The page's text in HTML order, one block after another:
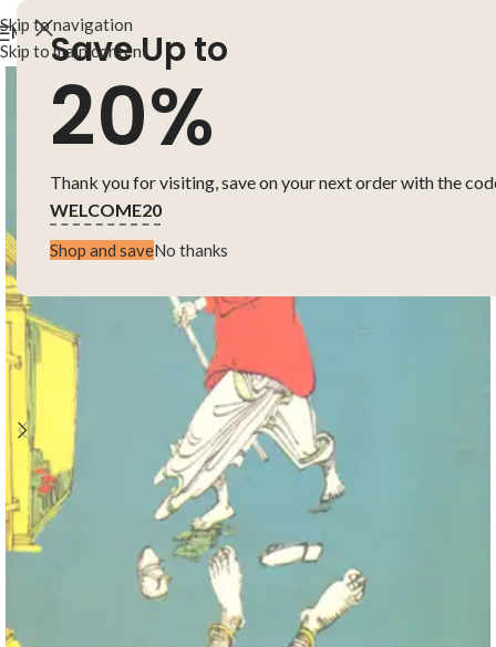
Skip to navigation
Skip to main content
Save Up to
20%
Thank you for visiting, save on your next order with the
WELCOME20
Shop and saveNo thanks
MENU